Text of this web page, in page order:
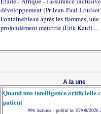
développement (Pr Jean-Paul
Fontainebleau après les flammes, une
profondément meurtrie (Erik Kauf) ...
A la une
Quand une intelligence artificielle
patient
996 lectures - publié le, 07/08/2026